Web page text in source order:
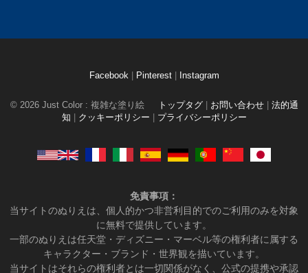
Facebook Pinterest Instagram
© 2026 Just Color : 複雑な塗り絵 トップタグ お問い合わせ
法的通
知
クッキーポリシー プライバシーポリシー
免責事項：
当サイトのぬりえは、個人的かつ非営利目的でのご利用のみを対象
に無料で提供しています。
一部のぬりえは任天堂・ディズニー・マーベル等の権利者に属する
キャラクター・ブランド・世界観を描いています。
当サイトはそれらの権利者とは一切関係がなく、公式の提携や承認